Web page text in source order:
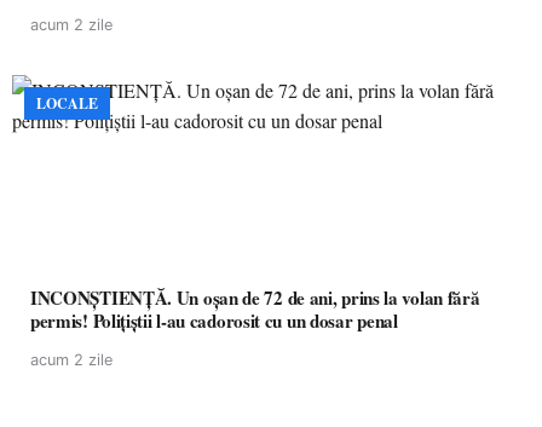
acum 2 zile
LOCALE
INCONȘTIENȚĂ. Un oșan de 72 de ani, prins la volan fără
permis! Polițiștii l-au cadorosit cu un dosar penal
acum 2 zile